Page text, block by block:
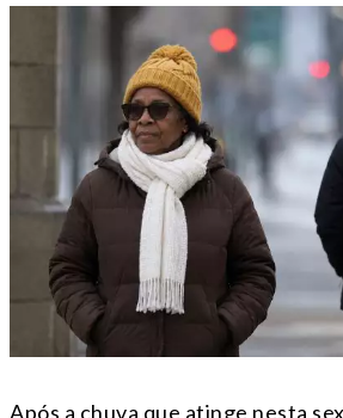
Após a chuva que atinge nesta